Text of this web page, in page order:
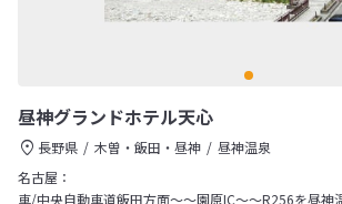
昼神グランドホテル天心
長野県 木曽・飯田・昼神
昼神温泉
名古屋：
車/中央自動車道飯田方面～～園原IC～～R256を昼神